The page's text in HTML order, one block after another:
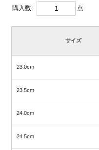
購入数: 点
サイズ
23.0cm
23.5cm
24.0cm
24.5cm